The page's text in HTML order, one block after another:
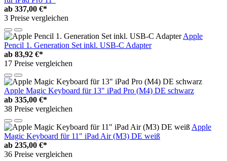
ab 337,00 €*
3 Preise vergleichen
Apple
Pencil 1. Generation Set inkl. USB-C Adapter
ab 83,92 €*
17 Preise vergleichen
Apple Magic Keyboard für 13" iPad Pro (M4) DE schwarz
ab 335,00 €*
38 Preise vergleichen
Apple
Magic Keyboard für 11" iPad Air (M3) DE weiß
ab 235,00 €*
36 Preise vergleichen